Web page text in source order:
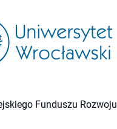
Funduszu Rozwoju